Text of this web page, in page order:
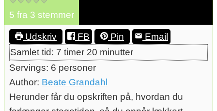
5 fra 3 stemmer
Udskriv FB Pin
Email
Samlet tid: 7 timer
timer 20 minutter
minutter
Servings: 6 personer
Author: Beate Grandahl
Herunder får du opskriften på, hvordan du